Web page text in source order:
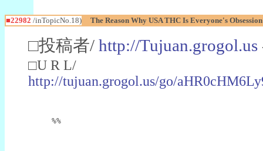
■22982 /inTopicNo.18) The Reason Why USA THC Is Everyone's
□投稿者/ http://Tujuan.grogol.us
□U R L/
http://tujuan.grogol.us/go/
%%